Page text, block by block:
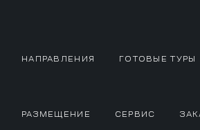
НАПРАВЛЕНИЯ ГОТОВЫЕ ТУРЫ
РАЗМЕЩЕНИЕ СЕРВИС